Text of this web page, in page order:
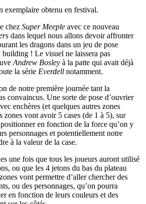
exemplaire obtenu en festival.
chez Super Meeple avec ce nouveau
dans lequel nous allons devoir affronter
les dragons dans un jeu de pose
building ! Le visuel ne laissera pas
Andrew Bosley à la patte qui avait déjà
la série Everdell notamment.
de notre première journée tant la
convaincus. Une sorte de pose d’ouvrier
enchères (et quelques autres zones
zones vont avoir 5 cases (de 1 à 5), sur
en fonction de la force qu’on y
personnages et potentiellement notre
à la valeur de la case.
une fois que tous les joueurs auront utilisé
ou que les 4 jetons du bas du plateau
vont permettre d’aller chercher des
ou des personnages, qu’on pourra
en fonction de leurs couleurs et des